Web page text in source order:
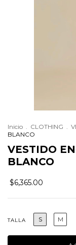
Inicio . CLOTHING .
BLANCO
VESTIDO
BLANCO
$6,365.00
TALLA S M